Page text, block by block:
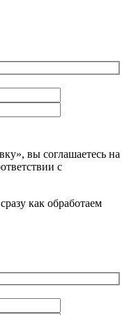
вы соглашаетесь на
с
как обработаем